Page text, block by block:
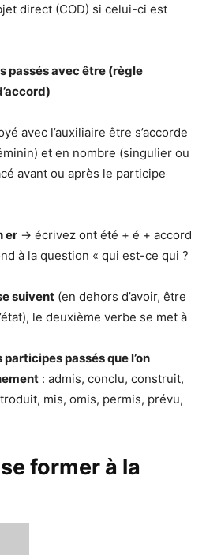
direct (COD) si celui-ci est
passés avec être (règle
avec l’auxiliaire être s’accorde
et en nombre (singulier ou
avant ou après le participe
er → écrivez ont été + é + accord
à la question « qui est-ce qui ?
suivent (en dehors d’avoir, être
le deuxième verbe se met à
passés que l’on
: admis, conclu, construit,
mis, omis, permis, prévu,
former à la